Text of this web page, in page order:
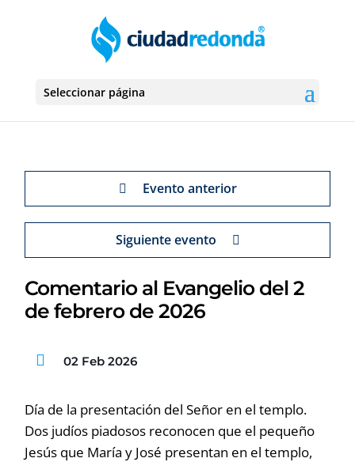
Seleccionar página
Evento anterior
Siguiente evento
Comentario al Evangelio del 2
de febrero de 2026
02 Feb 2026
Día de la presentación del Señor en el templo.
Dos judíos piadosos reconocen que el pequeño
Jesús que María y José presentan en el templo,